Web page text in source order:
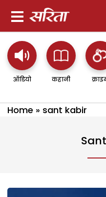
ऑडियो कहानी
Home » sant kabir